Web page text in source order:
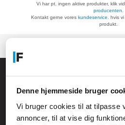
Denne hjemmeside bruger
Vi bruger cookies til at tilpasse
annoncer, til at vise dig
Vi har pt. ingen aktive produkter, klik
producenten.
Kontakt gerne vores kundeservice.
hvis
produkt.
Anelystparken 33B, 8381 Tilst
Generelle henvendelser: